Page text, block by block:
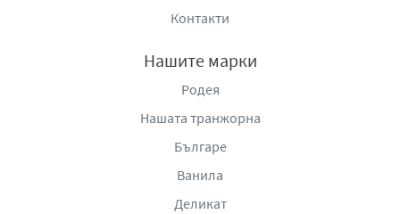
NESQUIK® разтворима какаова напитка в чаша студено
България, бул. „Европа“ 128, тел.: 080016666
(безплатен от цялата страна), e-
Nestle.Bulgaria@bg.nestle.com
Контакти
Нашите марки
Родея
Нашата транжорна
Българе
Ванила
Деликат